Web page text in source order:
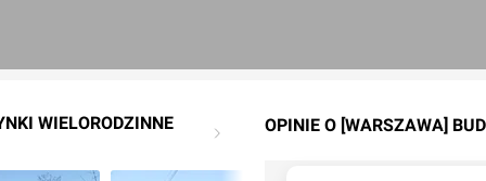
WIELORODZINNE OPINIE O [WARSZAWA]